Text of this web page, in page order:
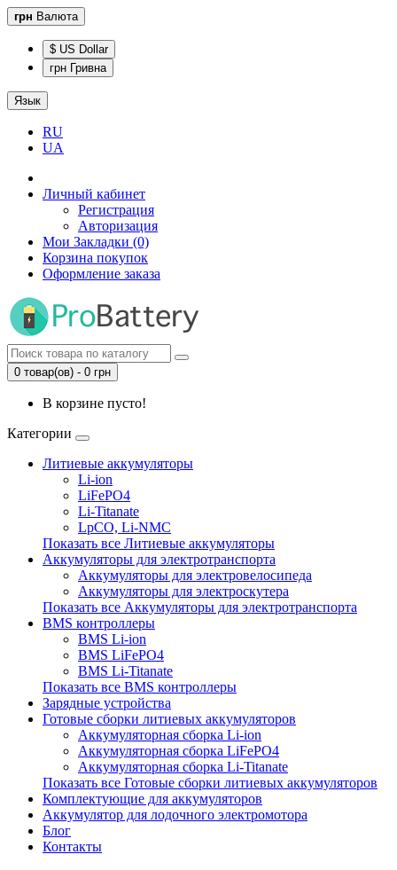
грн Валюта
$ US Dollar
грн Гривна
Язык
RU
UA
Личный кабинет
Регистрация
Авторизация
Мои Закладки (0)
Корзина покупок
Оформление заказа
0 товар(ов) - 0 грн
В корзине пусто!
Категории
Литиевые аккумуляторы
Li-ion
LiFePO4
Li-Titanate
LpCO, Li-NMC
Показать все Литиевые аккумуляторы
Аккумуляторы для электротранспорта
Аккумуляторы для электровелосипеда
Аккумуляторы для электроскутера
Показать все Аккумуляторы для электротранспорта
BMS контроллеры
BMS Li-ion
BMS LiFePO4
BMS Li-Titanate
Показать все BMS контроллеры
Зарядные устройства
Готовые сборки литиевых аккумуляторов
Аккумуляторная сборка Li-ion
Аккумуляторная сборка LiFePO4
Аккумуляторная сборка Li-Titanate
Показать все Готовые сборки литиевых аккумуляторов
Комплектующие для аккумуляторов
Аккумулятор для лодочного электромотора
Блог
Контакты